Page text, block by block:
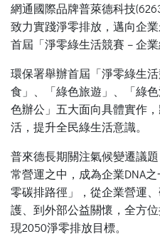
網通國際品牌普萊德科技
致力實踐淨零排放，邁向企
首屆「淨零綠生活競賽 – 企業
環保署舉辦首屆「淨零綠生
食」、「綠色旅遊」、「綠
色辦公」五大面向具體實作
活，提升全民綠生活意識。
普來德長期關注氣候變遷議
常營運之中，成為企業DNA
零碳排路徑」，從企業營運
護、到外部公益關懷，全方
現2050淨零排放目標。